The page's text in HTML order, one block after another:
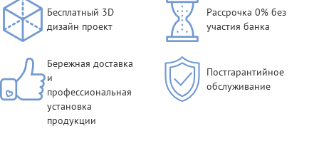
Бесплатный 3D
дизайн проект
Рассрочка 0% без
участия банка
Бережная доставка
и
профессиональная
установка
продукции
Постгарантийное
обслуживание